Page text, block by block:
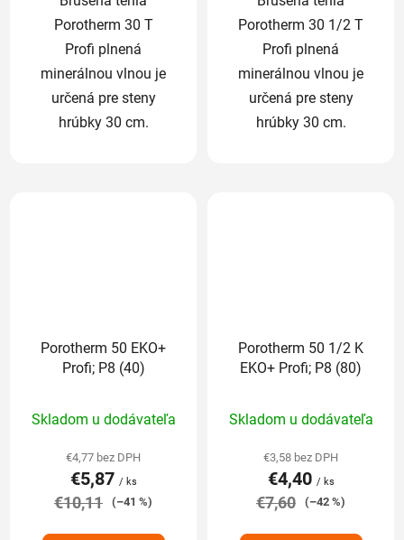
Porotherm 30 T
Profi plnená
minerálnou vlnou je
určená pre steny
hrúbky 30 cm.
Porotherm 30 1/2 T
Profi plnená
minerálnou vlnou je
určená pre steny
hrúbky 30 cm.
Porotherm 50 EKO+
Profi; P8 (40)
hodnotenie
produktu
je
5,0
Skladom u dodávateľa
€4,77 bez DPH
€5,87 / ks
€10,11 (–41 %)
Porotherm 50 1/2 K
EKO+ Profi; P8 (80)
hodnotenie
produktu
je
5,0
Skladom u dodávateľa
€3,58 bez DPH
€4,40 / ks
€7,60 (–42 %)